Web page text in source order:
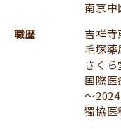
南京中
職歴
吉祥
毛塚
さく
国際
～2024
獨協医